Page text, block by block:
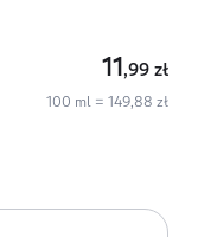
11 ,99 zł
100 ml = 149,88 zł